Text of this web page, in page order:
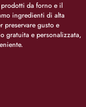
prodotti da forno e il
ingredienti di alta
preservare gusto e
gratuita e personalizzata,